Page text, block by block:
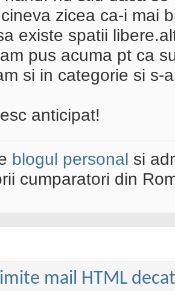
zicea ca-i mai
existe spatii
pus acuma pt ca
si in categorie si
anticipat!
blogul personal si
cumparatori din
mail HTML